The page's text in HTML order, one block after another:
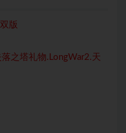
版
之塔礼物.LongWar2.天